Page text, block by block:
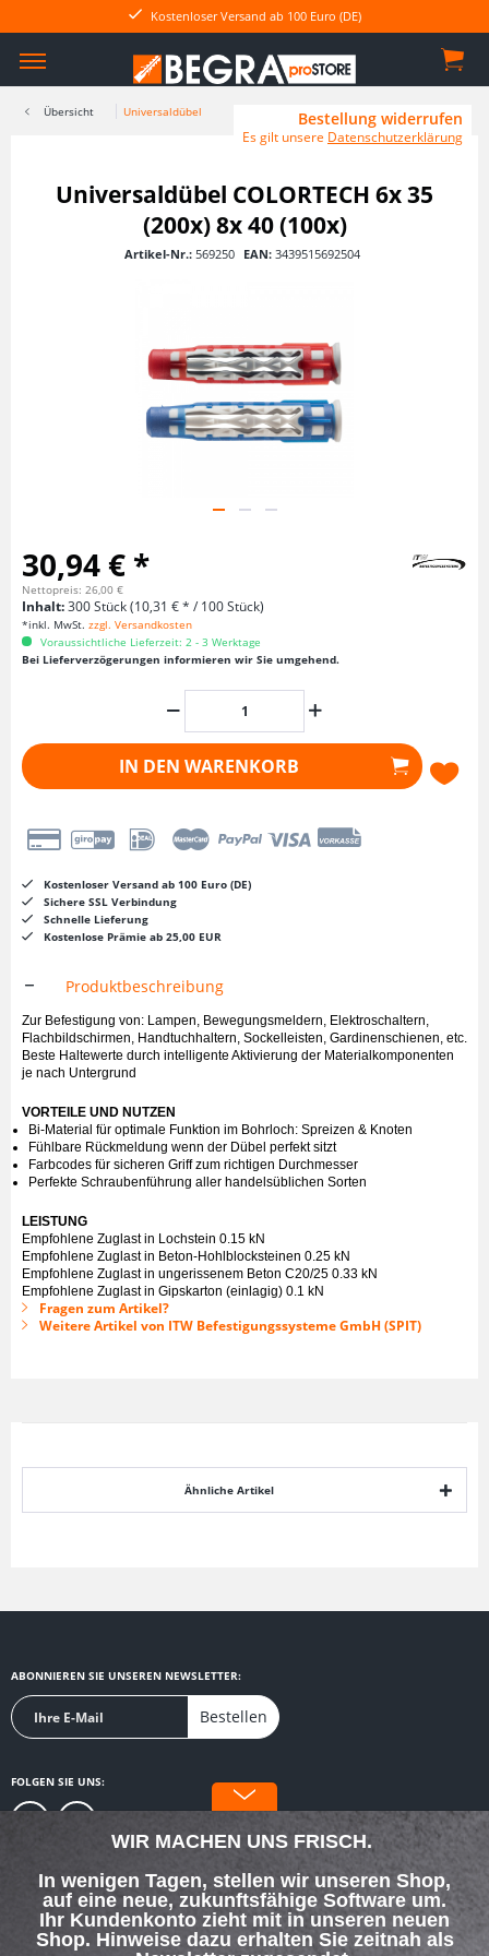
Kostenloser Versand ab 100 Euro (DE)
Übersicht Universaldübel
Universaldübel COLORTECH 6x 35
(200x) 8x 40 (100x)
Artikel-Nr.: 569250 EAN: 3439515692504
30,94 € *
Nettopreis: 26,00 €
Inhalt:300 Stück (10,31 € * / 100 Stück)
*inkl. MwSt. zzgl. Versandkosten
Voraussichtliche Lieferzeit: 2 - 3 Werktage
Bei Lieferverzögerungen informieren wir Sie umgehend.
IN DEN WARENKORB
Kostenloser Versand ab 100 Euro (DE)
Sichere SSL Verbindung
Schnelle Lieferung
Kostenlose Prämie ab 25,00 EUR
Produktbeschreibung
Zur Befestigung von: Lampen, Bewegungsmeldern, Elektroschaltern,
Flachbildschirmen, Handtuchhaltern, Sockelleisten, Gardinenschienen, etc.
Beste Haltewerte durch intelligente Aktivierung der Materialkomponenten
je nach Untergrund
VORTEILE UND NUTZEN
Bi-Material für optimale Funktion im Bohrloch: Spreizen & Knoten
Fühlbare Rückmeldung wenn der Dübel perfekt sitzt
Farbcodes für sicheren Griff zum richtigen Durchmesser
Perfekte Schraubenführung aller handelsüblichen Sorten
LEISTUNG
Empfohlene Zuglast in Lochstein 0.15 kN
Empfohlene Zuglast in Beton-Hohlblocksteinen 0.25 kN
Empfohlene Zuglast in ungerissenem Beton C20/25 0.33 kN
Empfohlene Zuglast in Gipskarton (einlagig) 0.1 kN
Fragen zum Artikel?
Weitere Artikel von ITW Befestigungssysteme GmbH (SPIT)
Ähnliche Artikel
ABONNIEREN SIE UNSEREN NEWSLETTER:
Bestellen
FOLGEN SIE UNS:
WIR MACHEN UNS FRISCH.
In wenigen Tagen, stellen wir unseren Shop,
auf eine neue, zukunftsfähige Software um.
Ihr Kundenkonto zieht mit in unseren neuen
Shop. Hinweise dazu erhalten Sie zeitnah als
SERVICE HOTLINE
Bestellung widerrufen
Es gilt unsere Datenschutzerklärung